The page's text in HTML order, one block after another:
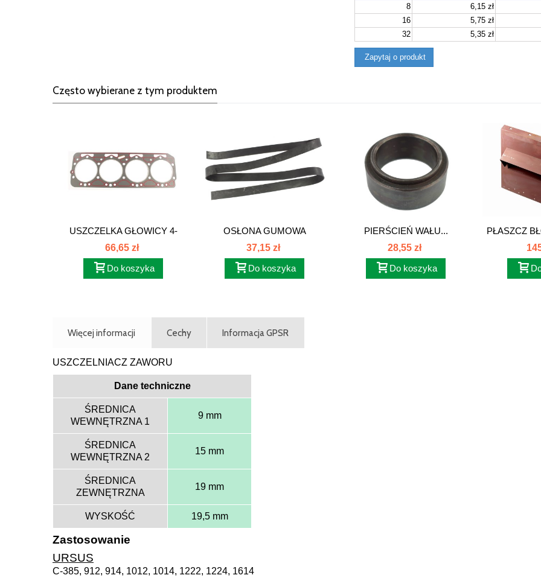
8
6,15 zł
16
5,75 zł
32
5,35 zł
Zapytaj o produkt
Często wybierane z tym produktem
USZCZELKA GŁOWICY 4-
CYL 0...
66,65 zł
Do koszyka
OSŁONA GUMOWA
BOCZNA...
37,15 zł
Do koszyka
PIERŚCIEŃ WAŁU...
28,55 zł
Do koszyka
PŁASZCZ
Więcej informacji Cechy Informacja GPSR
USZCZELNIACZ ZAWORU
Dane techniczne
ŚREDNICA
WEWNĘTRZNA 1
9 mm
ŚREDNICA
WEWNĘTRZNA 2
15 mm
ŚREDNICA
ZEWNĘTRZNA
19 mm
WYSKOŚĆ 19,5 mm
Zastosowanie
URSUS
C-385, 912, 914, 1012, 1014, 1222, 1224, 1614